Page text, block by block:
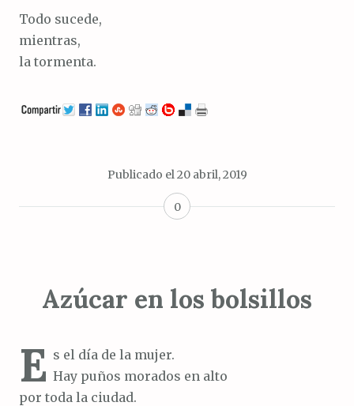
Todo sucede,
mientras,
la tormenta.
Publicado el 20 abril, 2019
0
Azúcar en los bolsillos
E s el día de la mujer.
Hay puños morados en alto
por toda la ciudad.